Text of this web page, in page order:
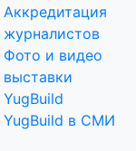
Аккредитация
журналистов
Фото и видео
выставки
YugBuild
YugBuild в СМИ